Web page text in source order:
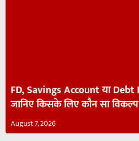
FD, Savings Account या
जानिए किसके लिए कौन सा
August 7, 2026